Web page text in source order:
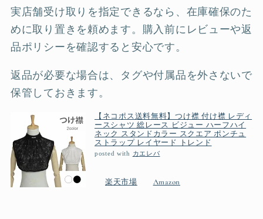
実店舗受け取りを指定できるなら、在庫確保のた
めに取り置きを頼めます。購入前にレビューや返
品ポリシーを確認すると安心です。
返品が必要な場合は、タグや付属品を外さないで
保管しておきます。
【ネコポス送料無料】つけ襟 付け襟 レディ
ースシャツ 総レース ビジュー ハーフハイ
ネック スタンドカラー スクエア ポンチュ
ストラップ レイヤード トレンド
posted with カエレバ
楽天市場 Amazon